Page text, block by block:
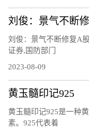
刘俊：景气不断修复A
证券,国防部门
2023-08-09
黄玉髓印记925
黄玉髓印记925是一种
素。925代表着